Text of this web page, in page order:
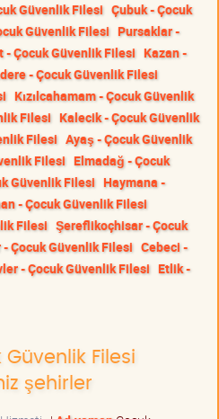
Güvenlik Filesi Çubuk - Çocuk
Güvenlik Filesi Pursaklar -
- Çocuk Güvenlik Filesi Kazan -
- Çocuk Güvenlik Filesi
Kızılcahamam - Çocuk Güvenlik
Filesi Kalecik - Çocuk Güvenlik
Filesi Ayaş - Çocuk Güvenlik
Filesi Elmadağ - Çocuk
Güvenlik Filesi Haymana -
- Çocuk Güvenlik Filesi
Filesi Şereflikoçhisar - Çocuk
Çocuk Güvenlik Filesi Cebeci -
- Çocuk Güvenlik Filesi Etlik -
Filesi
şehirler